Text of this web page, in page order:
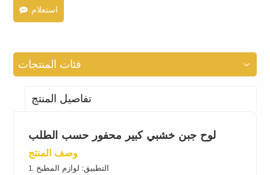
استعلام
فئات المنتجات
تفاصيل المنتج
لوح جبن خشبي كبير محفور حسب الطلب
وصف المنتج
1. التطبيق: لوازم المطبخ